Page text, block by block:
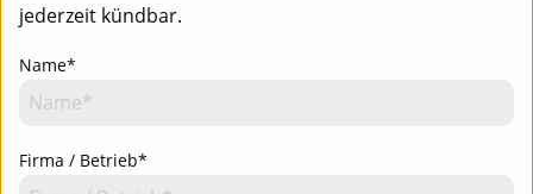
jederzeit kündbar.
Name*
Firma / Betrieb*